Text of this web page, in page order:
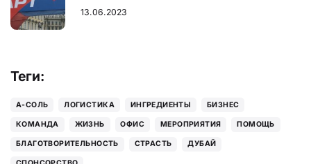
13.06.2023
Теги:
А-СОЛЬ ЛОГИСТИКА ИНГРЕДИЕНТЫ БИЗНЕС
КОМАНДА ЖИЗНЬ ОФИС МЕРОПРИЯТИЯ ПОМОЩЬ
БЛАГОТВОРИТЕЛЬНОСТЬ СТРАСТЬ ДУБАЙ